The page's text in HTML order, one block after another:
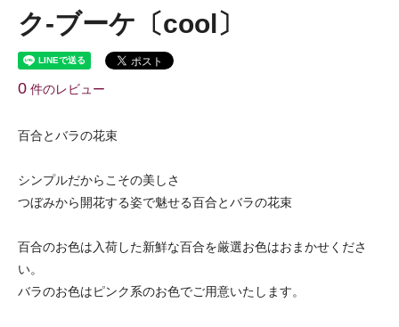
ク-ブーケ〔cool〕
0 件のレビュー
百合とバラの花束
シンプルだからこその美しさ
つぼみから開花する姿で魅せる百合とバラの花束
百合のお色は入荷した新鮮な百合を厳選お色はおまかせくださ
い。
バラのお色はピンク系のお色でご用意いたします。